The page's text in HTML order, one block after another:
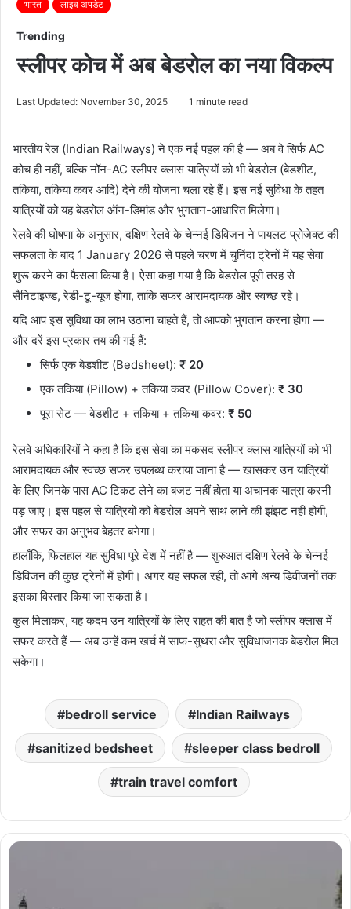
भारत लाइव अपडेट
Trending
स्लीपर कोच में अब बेडरोल का नया विकल्प
Last Updated: November 30, 2025 1 minute read
भारतीय रेल (Indian Railways) ने एक नई पहल की है — अब वे सिर्फ AC
कोच ही नहीं, बल्कि नॉन-AC स्लीपर क्लास यात्रियों को भी बेडरोल (बेडशीट,
तकिया, तकिया कवर आदि) देने की योजना चला रहे हैं। इस नई सुविधा के तहत
यात्रियों को यह बेडरोल ऑन-डिमांड और भुगतान-आधारित मिलेगा।
रेलवे की घोषणा के अनुसार, दक्षिण रेलवे के चेन्नई डिविजन ने पायलट प्रोजेक्ट की
सफलता के बाद 1 January 2026 से पहले चरण में चुनिंदा ट्रेनों में यह सेवा
शुरू करने का फैसला किया है। ऐसा कहा गया है कि बेडरोल पूरी तरह से
सैनिटाइज्ड, रेडी-टू-यूज होगा, ताकि सफर आरामदायक और स्वच्छ रहे।
यदि आप इस सुविधा का लाभ उठाना चाहते हैं, तो आपको भुगतान करना होगा —
और दरें इस प्रकार तय की गई हैं:
सिर्फ एक बेडशीट (Bedsheet): ₹ 20
एक तकिया (Pillow) + तकिया कवर (Pillow Cover): ₹ 30
पूरा सेट — बेडशीट + तकिया + तकिया कवर: ₹ 50
रेलवे अधिकारियों ने कहा है कि इस सेवा का मकसद स्लीपर क्लास यात्रियों को भी
आरामदायक और स्वच्छ सफर उपलब्ध कराया जाना है — खासकर उन यात्रियों
के लिए जिनके पास AC टिकट लेने का बजट नहीं होता या अचानक यात्रा करनी
पड़ जाए। इस पहल से यात्रियों को बेडरोल अपने साथ लाने की झंझट नहीं होगी,
और सफर का अनुभव बेहतर बनेगा।
हालाँकि, फिलहाल यह सुविधा पूरे देश में नहीं है — शुरुआत दक्षिण रेलवे के चेन्नई
डिविजन की कुछ ट्रेनों में होगी। अगर यह सफल रही, तो आगे अन्य डिवीजनों तक
इसका विस्तार किया जा सकता है।
कुल मिलाकर, यह कदम उन यात्रियों के लिए राहत की बात है जो स्लीपर क्लास में
सफर करते हैं — अब उन्हें कम खर्च में साफ-सुथरा और सुविधाजनक बेडरोल मिल
सकेगा।
bedroll service Indian Railways
sanitized bedsheet sleeper class bedroll
train travel comfort